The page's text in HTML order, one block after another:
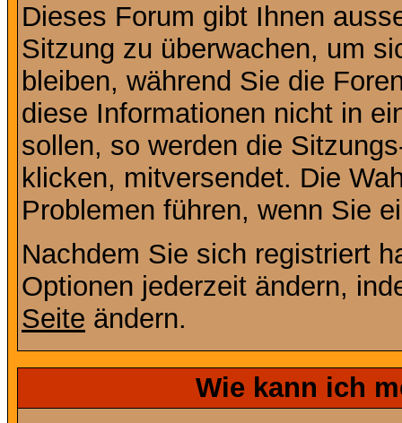
Dieses Forum gibt Ihnen
Sitzung zu überwachen, um
bleiben, während Sie die
diese Informationen nicht in
sollen, so werden die
klicken, mitversendet. Die
Problemen führen, wenn Sie
Nachdem Sie sich registriert
Optionen jederzeit ändern,
Seite ändern.
Wie kann ich